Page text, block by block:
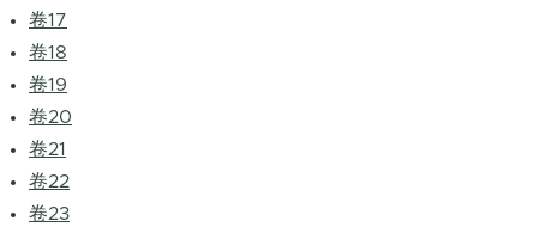
卷17
卷18
卷19
卷20
卷21
卷22
卷23